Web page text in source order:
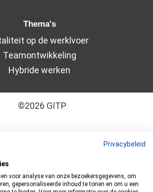
Thema's
op de werklvoer
Teamontwikkeling
Hybride werken
©2026 GITP
Privacyverklaring
9001:2015 en ISO 27001:2022
Privacybeleid
voor analyse van onze bezoekersgegevens, om
gepersonaliseerde inhoud te tonen en om u een